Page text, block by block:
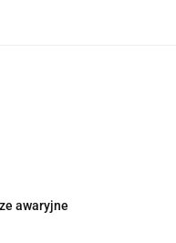
awaryjne